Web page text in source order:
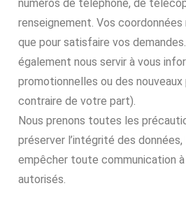
numéros de téléphone, de
renseignement. Vos
que pour satisfaire vos
également nous servir à vous
promotionnelles ou des
contraire de votre part).
Nous prenons toutes les
préserver l’intégrité des
empêcher toute communication
autorisés.